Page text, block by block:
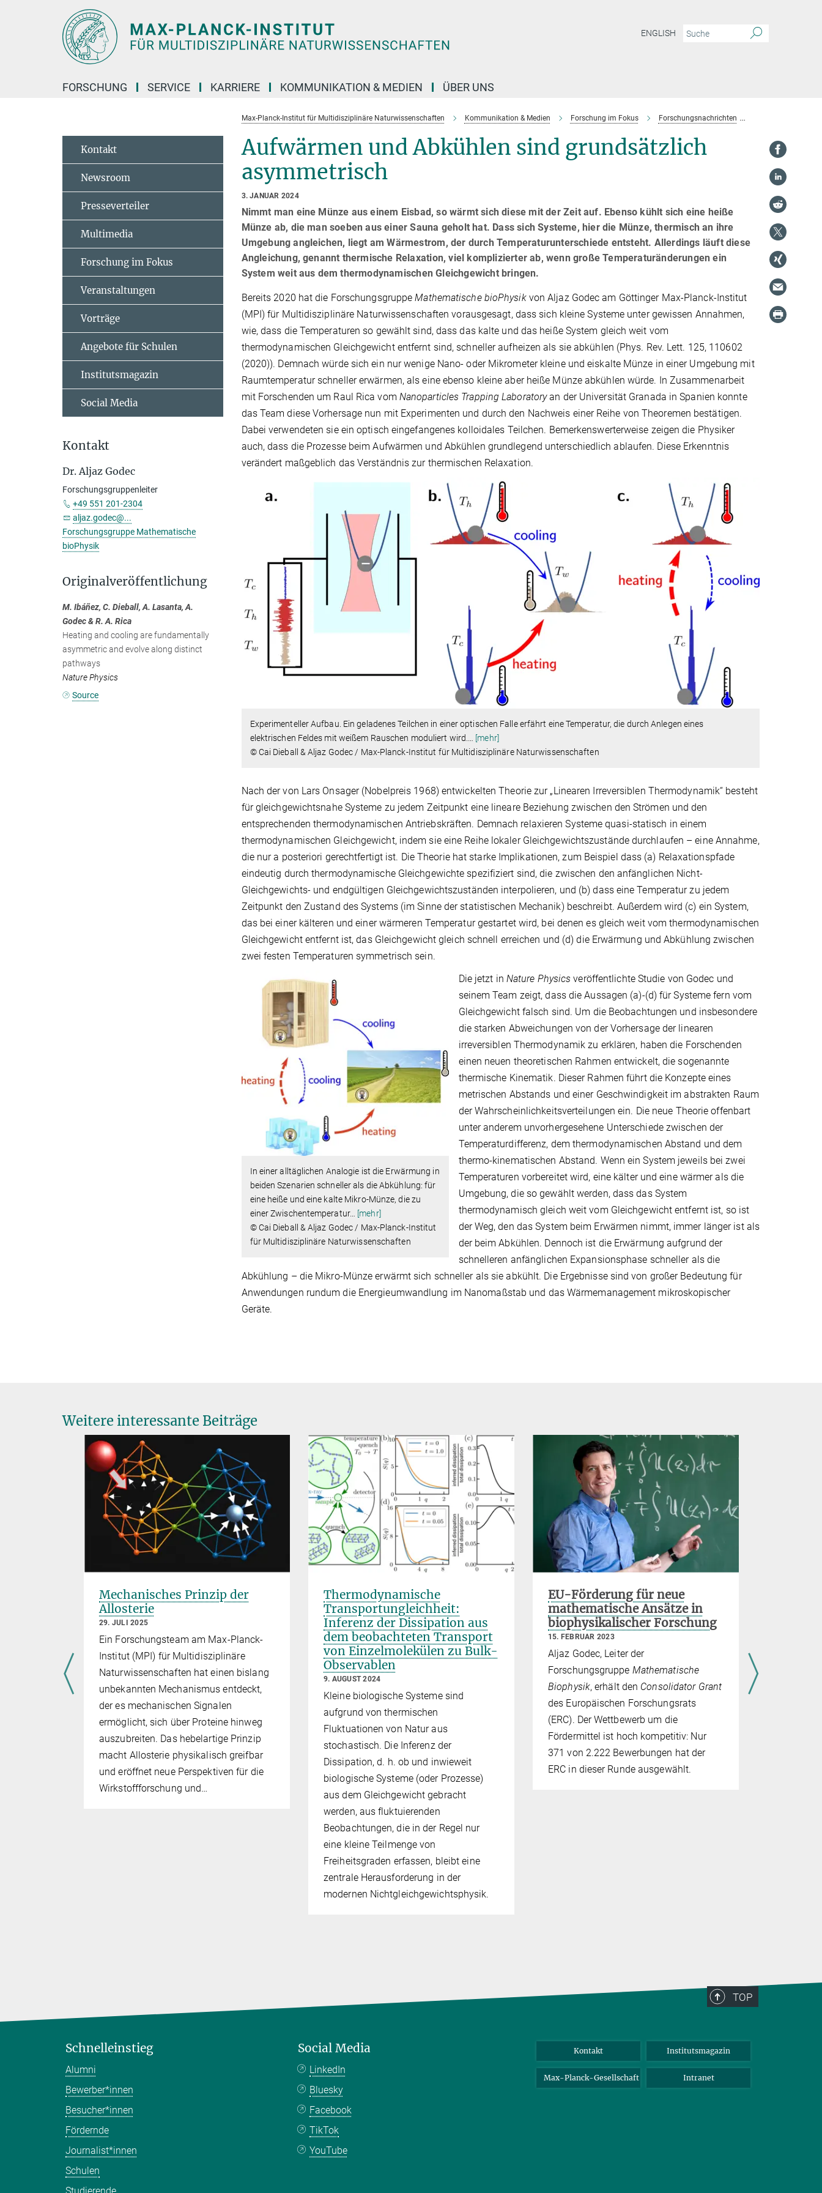
ENGLISH
FORSCHUNG SERVICE KARRIERE KOMMUNIKATION & MEDIEN ÜBER UNS
Max-Planck-Institut für Multidisziplinäre Naturwissenschaften Kommunikation & Medien Forschung im Fokus Forschungsnachrichten
Aufwärmen und Abkühlen sind grundsätzlich
asymmetrisch
3. JANUAR 2024
Nimmt man eine Münze aus einem Eisbad, so wärmt sich diese mit der Zeit auf. Ebenso kühlt sich eine heiße
Münze ab, die man soeben aus einer Sauna geholt hat. Dass sich Systeme, hier die Münze, thermisch an ihre
Umgebung angleichen, liegt am Wärmestrom, der durch Temperaturunterschiede entsteht. Allerdings läuft diese
Angleichung, genannt thermische Relaxation, viel komplizierter ab, wenn große Temperaturänderungen ein
System weit aus dem thermodynamischen Gleichgewicht bringen.
Bereits 2020 hat die ForschungsgruppeMathematische bioPhysikvon Aljaz Godec am Göttinger Max-Planck-Institut
(MPI) für Multidisziplinäre Naturwissenschaften vorausgesagt, dass sich kleine Systeme unter gewissen Annahmen,
wie, dass die Temperaturen so gewählt sind, dass das kalte und das heiße System gleich weit vom
thermodynamischen Gleichgewicht entfernt sind, schneller aufheizen als sie abkühlen (Phys. Rev. Lett. 125, 110602
(2020)). Demnach würde sich ein nur wenige Nano- oder Mikrometer kleine und eiskalte Münze in einer Umgebung mit
Raumtemperatur schneller erwärmen, als eine ebenso kleine aber heiße Münze abkühlen würde. In Zusammenarbeit
mit Forschenden um Raul Rica vom Nanoparticles Trapping Laboratoryan der Universität Granada in Spanien konnte
das Team diese Vorhersage nun mit Experimenten und durch den Nachweis einer Reihe von Theoremen bestätigen.
Dabei verwendeten sie ein optisch eingefangenes kolloidales Teilchen. Bemerkenswerterweise zeigen die Physiker
auch, dass die Prozesse beim Aufwärmen und Abkühlen grundlegend unterschiedlich ablaufen. Diese Erkenntnis
verändert maßgeblich das Verständnis zur thermischen Relaxation.
Experimenteller Aufbau. Ein geladenes Teilchen in einer optischen Falle erfährt eine Temperatur, die durch Anlegen eines
elektrischen Feldes mit weißem Rauschen moduliert wird.
[mehr]
© Cai Dieball & Aljaz Godec / Max-Planck-Institut für Multidisziplinäre Naturwissenschaften
Nach der von Lars Onsager (Nobelpreis 1968) entwickelten Theorie zur „Linearen Irreversiblen Thermodynamik“ besteht
für gleichgewichtsnahe Systeme zu jedem Zeitpunkt eine lineare Beziehung zwischen den Strömen und den
entsprechenden thermodynamischen Antriebskräften. Demnach relaxieren Systeme quasi-statisch in einem
thermodynamischen Gleichgewicht, indem sie eine Reihe lokaler Gleichgewichtszustände durchlaufen – eine Annahme,
die nur a posteriori gerechtfertigt ist. Die Theorie hat starke Implikationen, zum Beispiel dass (a) Relaxationspfade
eindeutig durch thermodynamische Gleichgewichte spezifiziert sind, die zwischen den anfänglichen Nicht-
Gleichgewichts- und endgültigen Gleichgewichtszuständen interpolieren, und (b) dass eine Temperatur zu jedem
Zeitpunkt den Zustand des Systems (im Sinne der statistischen Mechanik) beschreibt. Außerdem wird (c) ein System,
das bei einer kälteren und einer wärmeren Temperatur gestartet wird, bei denen es gleich weit vom thermodynamischen
Gleichgewicht entfernt ist, das Gleichgewicht gleich schnell erreichen und (d) die Erwärmung und Abkühlung zwischen
zwei festen Temperaturen symmetrisch sein.
In einer alltäglichen Analogie ist die Erwärmung in
beiden Szenarien schneller als die Abkühlung: für
eine heiße und eine kalte Mikro-Münze, die zu
einer Zwischentemperatur… [mehr]
© Cai Dieball & Aljaz Godec / Max-Planck-Institut
für Multidisziplinäre Naturwissenschaften
Die jetzt in Nature Physics veröffentlichte Studie von Godec und
seinem Team zeigt, dass die Aussagen (a)-(d) für Systeme fern vom
Gleichgewicht falsch sind. Um die Beobachtungen und insbesondere
die starken Abweichungen von der Vorhersage der linearen
irreversiblen Thermodynamik zu erklären, haben die Forschenden
einen neuen theoretischen Rahmen entwickelt, die sogenannte
thermische Kinematik. Dieser Rahmen führt die Konzepte eines
metrischen Abstands und einer Geschwindigkeit im abstrakten Raum
der Wahrscheinlichkeitsverteilungen ein. Die neue Theorie offenbart
unter anderem unvorhergesehene Unterschiede zwischen der
Temperaturdifferenz, dem thermodynamischen Abstand und dem
thermo-kinematischen Abstand. Wenn ein System jeweils bei zwei
Temperaturen vorbereitet wird, eine kälter und eine wärmer als die
Umgebung, die so gewählt werden, dass das System
thermodynamisch gleich weit vom Gleichgewicht entfernt ist, so ist
der Weg, den das System beim Erwärmen nimmt, immer länger ist als
der beim Abkühlen. Dennoch ist die Erwärmung aufgrund der
schnelleren anfänglichen Expansionsphase schneller als die
Abkühlung – die Mikro-Münze erwärmt sich schneller als sie abkühlt. Die Ergebnisse sind von großer Bedeutung für
Anwendungen rundum die Energieumwandlung im Nanomaßstab und das Wärmemanagement mikroskopischer
Geräte.
Kontakt
Newsroom
Presseverteiler
Multimedia
Forschung im Fokus
Veranstaltungen
Vorträge
Angebote für Schulen
Institutsmagazin
Social Media
Kontakt
Dr. Aljaz Godec
Forschungsgruppenleiter
+49 551 201-2304
aljaz.godec@...
Forschungsgruppe Mathematische
bioPhysik
Originalveröffentlichung
M. Ibáñez, C. Dieball, A. Lasanta, A.
Godec & R. A. Rica
Heating and cooling are fundamentally
asymmetric and evolve along distinct
pathways
Nature Physics
Source
Weitere interessante Beiträge
Mechanisches Prinzip der
Allosterie
29. JULI 2025
Ein Forschungsteam am Max-Planck-
Institut (MPI) für Multidisziplinäre
Naturwissenschaften hat einen bislang
unbekannten Mechanismus entdeckt,
der es mechanischen Signalen
ermöglicht, sich über Proteine hinweg
auszubreiten. Das hebelartige Prinzip
macht Allosterie physikalisch greifbar
und eröffnet neue Perspektiven für die
Wirkstoffforschung und…
Thermodynamische
Transportungleichheit:
Inferenz der Dissipation aus
dem beobachteten Transport
von Einzelmolekülen zu Bulk-
Observablen
9. AUGUST 2024
Kleine biologische Systeme sind
aufgrund von thermischen
Fluktuationen von Natur aus
stochastisch. Die Inferenz der
Dissipation, d. h. ob und inwieweit
biologische Systeme (oder Prozesse)
aus dem Gleichgewicht gebracht
werden, aus fluktuierenden
Beobachtungen, die in der Regel nur
eine kleine Teilmenge von
Freiheitsgraden erfassen, bleibt eine
zentrale Herausforderung in der
modernen Nichtgleichgewichtsphysik.
EU-Förderung für neue
mathematische Ansätze in
biophysikalischer Forschung
15. FEBRUAR 2023
Aljaz Godec, Leiter der
Forschungsgruppe Mathematische
Biophysik, erhält den Consolidator Grant
des Europäischen Forschungsrats
(ERC). Der Wettbewerb um die
Fördermittel ist hoch kompetitiv: Nur
371 von 2.222 Bewerbungen hat der
ERC in dieser Runde ausgewählt.
TOP
Schnelleinstieg
Alumni
Bewerber*innen
Besucher*innen
Fördernde
Journalist*innen
Schulen
Studierende
Social Media
LinkedIn
Bluesky
Facebook
TikTok
YouTube
Kontakt Institutsmagazin
Max-Planck-Gesellschaft Intranet